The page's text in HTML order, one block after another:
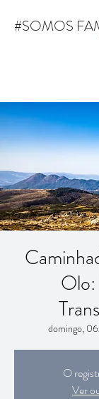
#SOMOS
Olo:
domingo,
O
Ver